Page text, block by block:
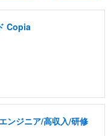
Copia
ンジニア/高収入/研修